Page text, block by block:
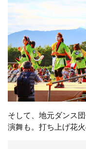
そして、地元ダンス
演舞も。打ち上げ花